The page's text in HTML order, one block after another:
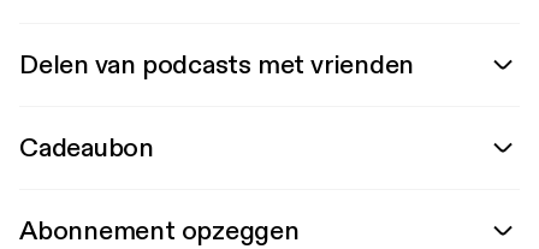
Delen van podcasts met vrienden
Cadeaubon
Abonnement opzeggen